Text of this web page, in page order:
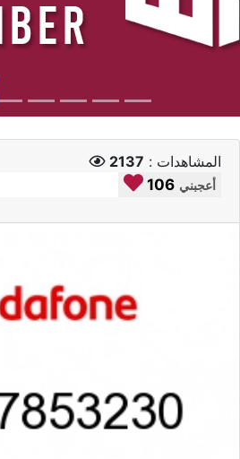
المشاهدات : 2137
106 أعجبني